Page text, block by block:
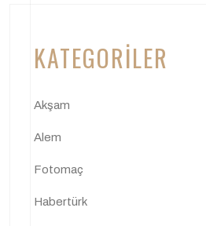
KATEGORILER
Akşam
Alem
Fotomaç
Habertürk